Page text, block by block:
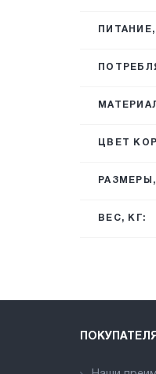
ПИТАНИЕ,
ЦВЕТ
ВЕС, КГ: